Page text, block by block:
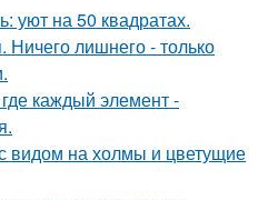
уют на 50 квадратах.
Ничего лишнего - только
каждый элемент -
видом на холмы и цветущие